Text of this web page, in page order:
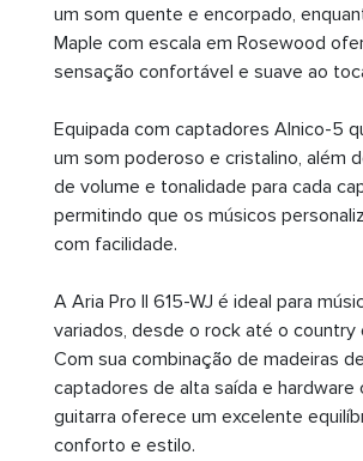
um som quente e encorpado,
Maple com escala em Rosewood
sensação confortável e suave ao
Equipada com captadores Alnico-5
um som poderoso e cristalino, além
de volume e tonalidade para cada
permitindo que os músicos
com facilidade.
A Aria Pro II 615-WJ é ideal para
variados, desde o rock até o country
Com sua combinação de madeiras
captadores de alta saída e hardware
guitarra oferece um excelente
conforto e estilo.